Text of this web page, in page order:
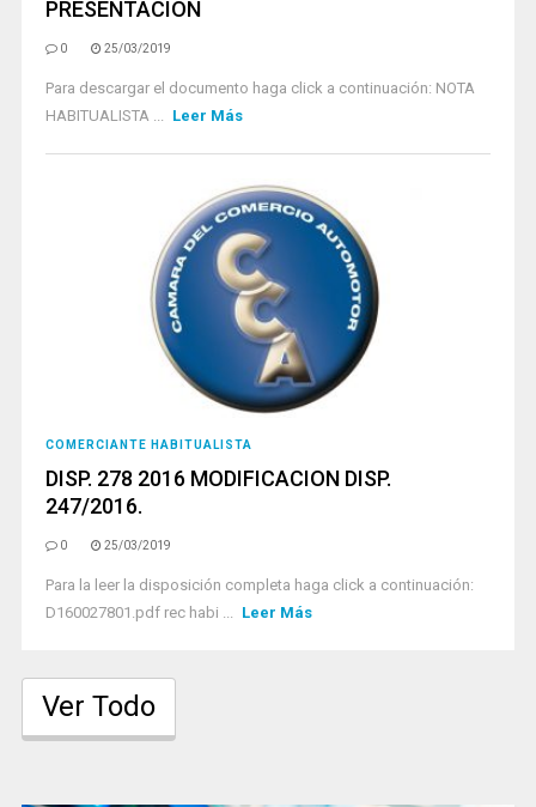
PRESENTACIÓN
0 25/03/2019
Para descargar el documento haga click a continuación: NOTA
HABITUALISTA ...
Leer Más
COMERCIANTE HABITUALISTA
DISP. 278 2016 MODIFICACION DISP.
247/2016.
0 25/03/2019
Para la leer la disposición completa haga click a continuación:
D160027801.pdf rec habi ...
Leer Más
Ver Todo